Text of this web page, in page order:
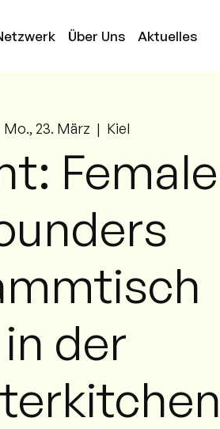
Über Uns Aktuelles
Mo., 23. März
  |
Kiel
Female
in der